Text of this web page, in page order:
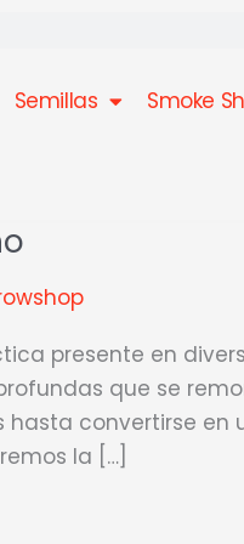
Semillas Smoke
presente en
que se
convertirse
la […]